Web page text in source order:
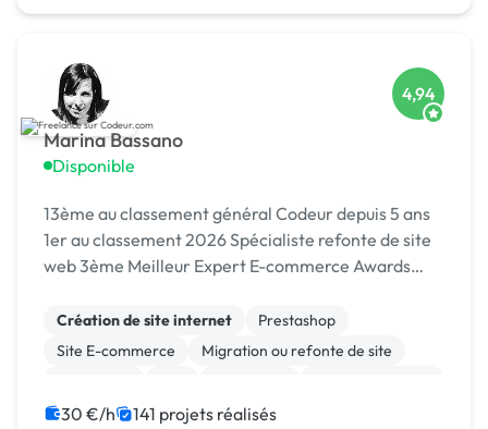
Marina Bassano
Disponible
4,94
13ème au classement général Codeur depuis 5 ans
1er au classement 2026 Spécialiste refonte de site
web 3ème Meilleur Expert E-commerce Awards
2024
Création de site internet
Prestashop
Site E-commerce
Migration ou refonte de site
Rédaction
Charte graphique
30 €/h 141 projets réalisés